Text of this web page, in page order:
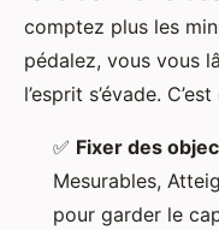
comptez plus les
pédalez, vous vous
l’esprit s’évade.
✅ Fixer des
Mesurables,
pour garder le